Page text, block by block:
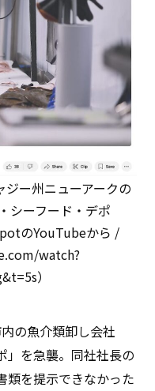
ジー州ニューアークの
シーフード・デポ
のYouTubeから /
watch?
）
の魚介類卸し会社
」を急襲。同社社長の
類を提示できなかった